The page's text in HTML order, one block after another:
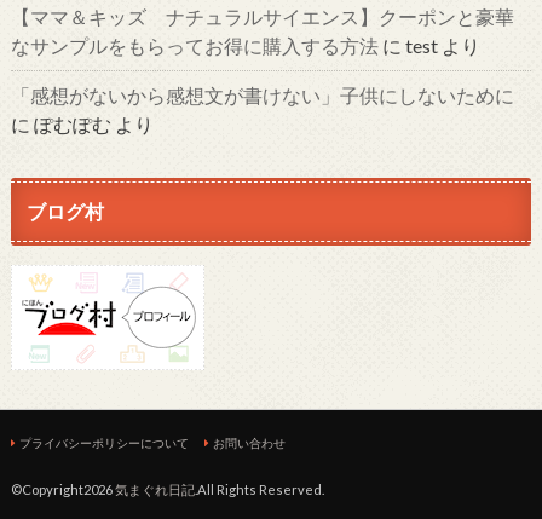
【ママ＆キッズ ナチュラルサイエンス】クーポンと豪華
なサンプルをもらってお得に購入する方法に testより
「感想がないから感想文が書けない」子供にしないために
に ぽむぽむ より
ブログ村
プライバシーポリシーについて お問い合わせ
©Copyright2026気まぐれ日記.All Rights Reserved.